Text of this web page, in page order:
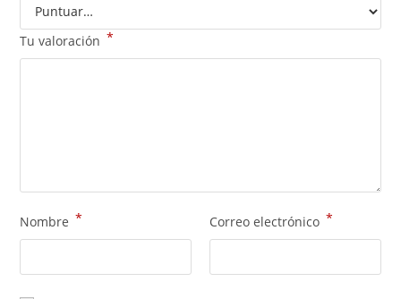
Tu valoración *
Nombre * Correo electrónico *